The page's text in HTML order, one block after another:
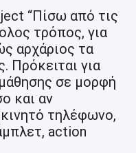
“Πίσω από τις
τρόπος, για
αρχάριος τα
Πρόκειται για
σε μορφή
και αν
τηλέφωνο,
action